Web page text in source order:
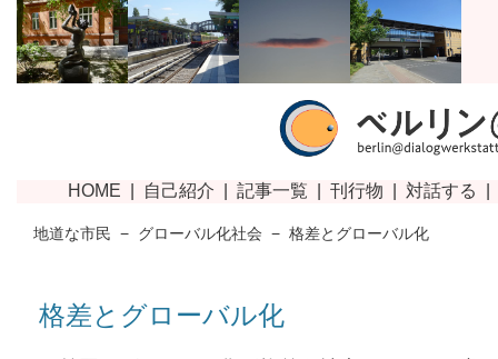
地道な市民 − グローバル化社会 − 格差とグローバル化
格差とグローバル化